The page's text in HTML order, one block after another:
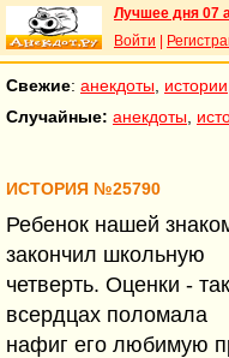
Лучшее дня 07
Войти
Свежие: анекдоты истории
Случайные: анекдоты
ИСТОРИЯ №25790
Ребенок нашей
закончил школьную
четверть. Оценки -
всердцах поломала
нафиг его любимую